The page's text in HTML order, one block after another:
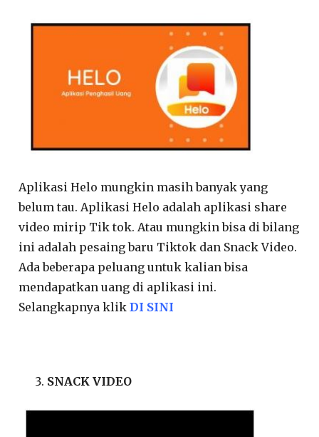
Aplikasi Helo mungkin masih banyak yang
belum tau. Aplikasi Helo adalah aplikasi share
video mirip Tik tok. Atau mungkin bisa di bilang
ini adalah pesaing baru Tiktok dan Snack Video.
Ada beberapa peluang untuk kalian bisa
mendapatkan uang di aplikasi ini.
Selangkapnya klikDI SINI
SNACK VIDEO